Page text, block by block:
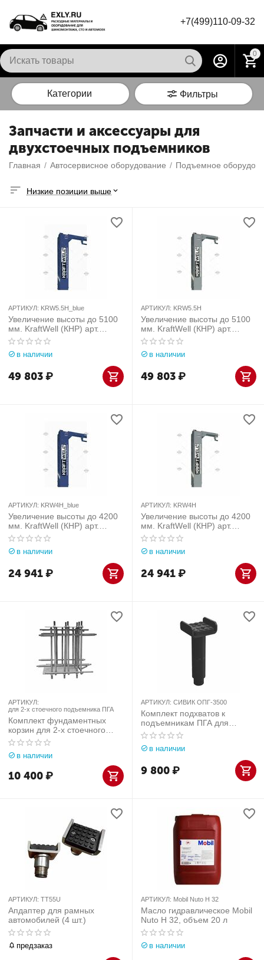
+7(499)110-09-32
0
Категории Фильтры
Запчасти и аксессуары для
двухстоечных подъемников
Главная / Автосервисное оборудование / Подъемное
Низкие позиции выше
АРТИКУЛ: KRW5.5H_blue
Увеличение высоты до 5100
мм. KraftWell (КНР) арт.
KRW5.5H_blue
в наличии
49 803₽
АРТИКУЛ: KRW5.5H
Увеличение высоты до 5100
мм. KraftWell (КНР) арт.
KRW5.5H
в наличии
49 803₽
АРТИКУЛ: KRW4H_blue
Увеличение высоты до 4200
мм. KraftWell (КНР) арт.
KRW4H_blue
в наличии
24 941₽
АРТИКУЛ: KRW4H
Увеличение высоты до 4200
мм. KraftWell (КНР) арт.
KRW4H
в наличии
24 941₽
АРТИКУЛ:
для 2-х стоечного подъемника ПГА
Комплект фундаментных
корзин для 2-х стоечного
подъемника ПГА
в наличии
10 400₽
АРТИКУЛ: СИВИК ОПГ-3500
Комплект подхватов к
подъемникам ПГА для
рамных а/м СИВИК
ОПГ-3500
в наличии
9 800₽
АРТИКУЛ: TT55U
Апдаптер для рамных
автомобилей (4 шт.)
предзаказ
АРТИКУЛ: Mobil Nuto H 32
Масло гидравлическое Mobil
Nuto H 32, объем 20 л
в наличии